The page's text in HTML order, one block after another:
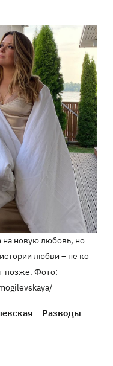
на новую любовь, но
любви – не ко
позже. Фото:
Разводы